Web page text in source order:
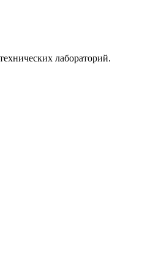
лабораторий.